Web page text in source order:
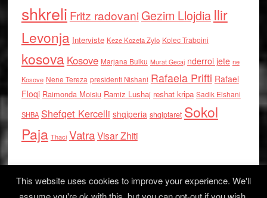
shkreli Fritz radovaniGezim Llojdia Ilir
Levonja Interviste Keze Kozeta Zylo Kolec Traboini
kosova Kosove Marjana Bulku Murat Gecaj nderroi jete ne
Kosove Nene Tereza presidenti Nishani Rafaela Prifti Rafael
Floqi Raimonda Moisiu Ramiz Lushaj reshat kripa Sadik Elshani
SHBA Shefqet Kercelli shqiperia shqiptaret Sokol
Paja Thaci VatraVisar Zhiti
This website uses cookies to improve your experience. We'll